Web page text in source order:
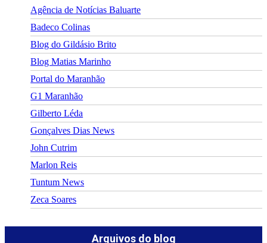
Agência de Notícias Baluarte
Badeco Colinas
Blog do Gildásio Brito
Blog Matias Marinho
Portal do Maranhão
G1 Maranhão
Gilberto Léda
Gonçalves Dias News
John Cutrim
Marlon Reis
Tuntum News
Zeca Soares
Arquivos do blog